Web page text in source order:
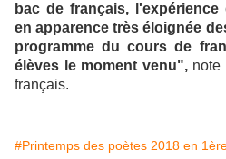
bac de français,
en apparence très éloignée
programme du cours de
élèves le moment venu", note
français.
#Printemps des poètes 2018 en